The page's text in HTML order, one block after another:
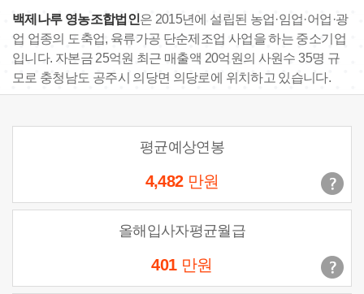
백제나루 영농조합법인은 2015년에 설립된 농업·임업·어업·광
업 업종의 도축업, 육류가공 단순제조업 사업을 하는 중소기업
입니다. 자본금 25억원 최근 매출액 20억원의 사원수 35명 규
모로 충청남도 공주시 의당면 의당로에 위치하고 있습니다.
평균예상연봉
4,482 만원
올해입사자평균월급
401 만원